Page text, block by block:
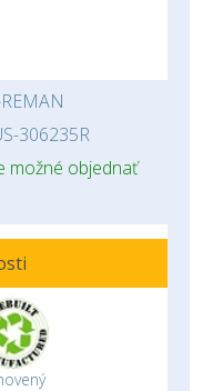
306235R
možné objednať